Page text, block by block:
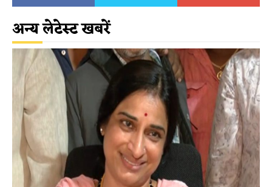
अन्य लेटेस्ट खबरें